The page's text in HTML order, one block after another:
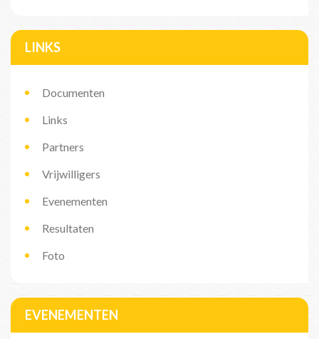
LINKS
Documenten
Links
Partners
Vrijwilligers
Evenementen
Resultaten
Foto
EVENEMENTEN